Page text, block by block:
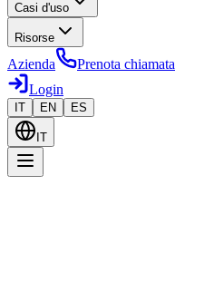
Casi d'uso
Risorse
Azienda
Prenota chiamata
Login
IT EN ES
IT